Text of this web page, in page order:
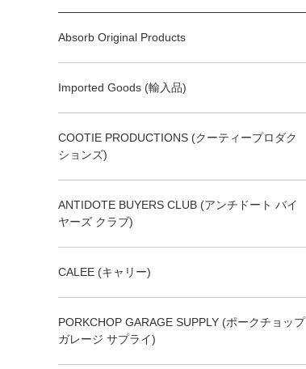
Absorb Original Products
Imported Goods (輸入品)
COOTIE PRODUCTIONS (クーティープロダク
ションズ)
ANTIDOTE BUYERS CLUB (アンチドート バイ
ヤーズ クラブ)
CALEE (キャリー)
PORKCHOP GARAGE SUPPLY (ポークチョップ
ガレージ サプライ)